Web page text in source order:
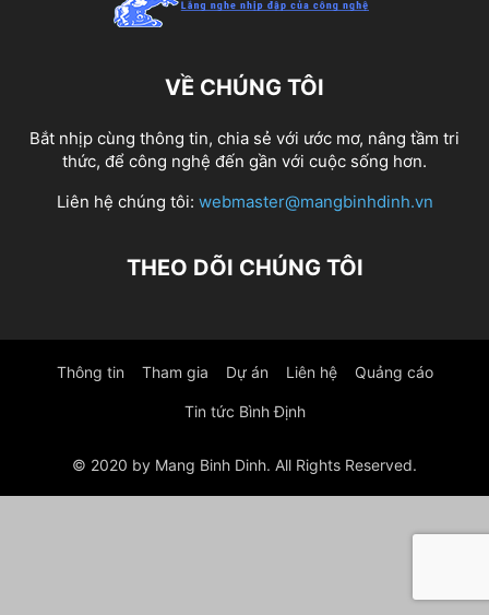
VỀ CHÚNG TÔI
Bắt nhịp cùng thông tin, chia sẻ với ước mơ, nâng tầm tri
thức, để công nghệ đến gần với cuộc sống hơn.
Liên hệ chúng tôi: webmaster@mangbinhdinh.vn
THEO DÕI CHÚNG TÔI
Thông tin Tham gia Dự án Liên hệ Quảng cáo
Tin tức Bình Định
© 2020 by Mang Binh Dinh. All Rights Reserved.